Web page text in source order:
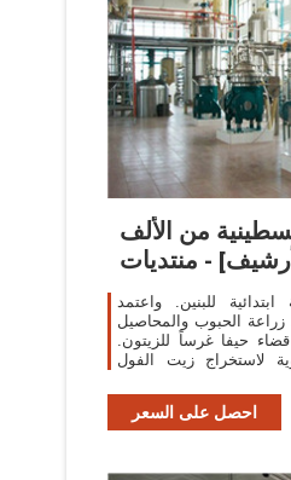
من الألف
- منتديات
للبنين. واعتمد
الحبوب والمحاصيل
قضاء حيفا غرساً للزيتون.
لاستخراج زيت الفول
احصل على السعر